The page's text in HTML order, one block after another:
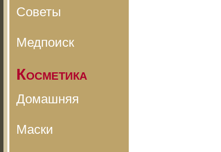
Советы
Медпоиск
Косметика
Домашняя
Маски